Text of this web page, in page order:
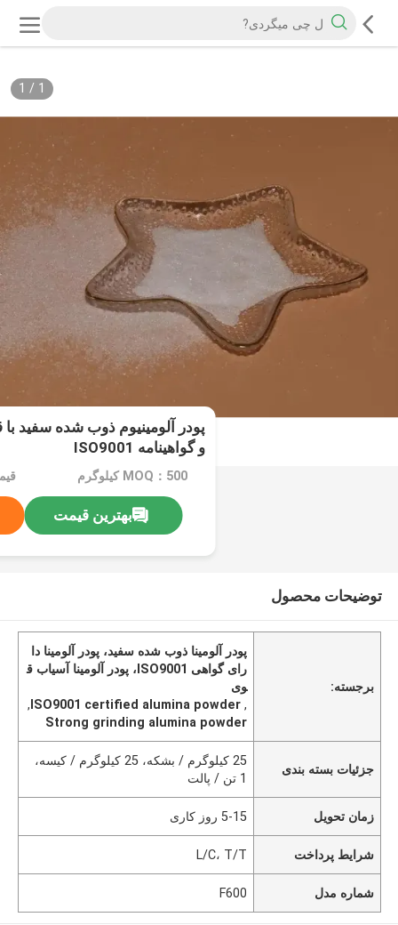
1
/
1
پودر آلومینیوم ذوب شده سفید
و گواهینامه ISO9001
MOQ：500 کیلوگرم
بهترین قیمت
توضیحات محصول
برجسته:
پودر آلومینا ذوب شده سفید، پودر آلومینا دا
رای گواهی ISO9001، پودر آلومینا آسیاب ق
وی
,
ISO9001 certified alumina powder
,
Strong grinding alumina powder
جزئیات بسته بندی
25 کیلوگرم / بشکه، 25 کیلوگرم / کیسه،
1 تن / پالت
زمان تحویل 5-15 روز کاری
شرایط پرداخت L/C، T/T
شماره مدل F600